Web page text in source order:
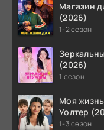
Магазин
(2026)
1-2 сезон
(2026)
1 сезон
Моя
Уолтер
1-3 сезон